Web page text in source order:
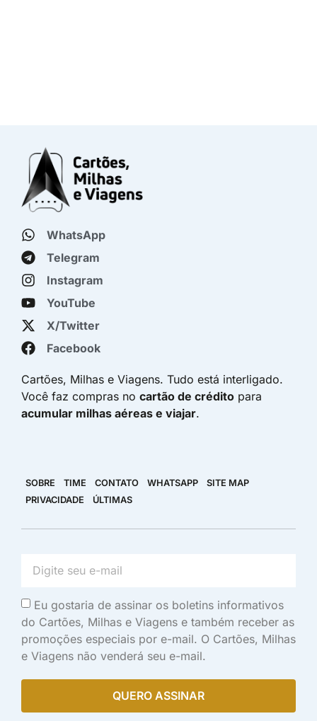
WhatsApp
Telegram
Instagram
YouTube
X/Twitter
Facebook
Cartões, Milhas e Viagens. Tudo está interligado.
Você faz compras no cartão de crédito para
acumular milhas aéreas e viajar.
SOBRE TIME CONTATO WHATSAPP
SITE MAP
PRIVACIDADE
ÚLTIMAS
Eu gostaria de assinar os boletins informativos
do Cartões, Milhas e Viagens e também receber as
promoções especiais por e-mail. O Cartões, Milhas
e Viagens não venderá seu e-mail.
QUERO ASSINAR